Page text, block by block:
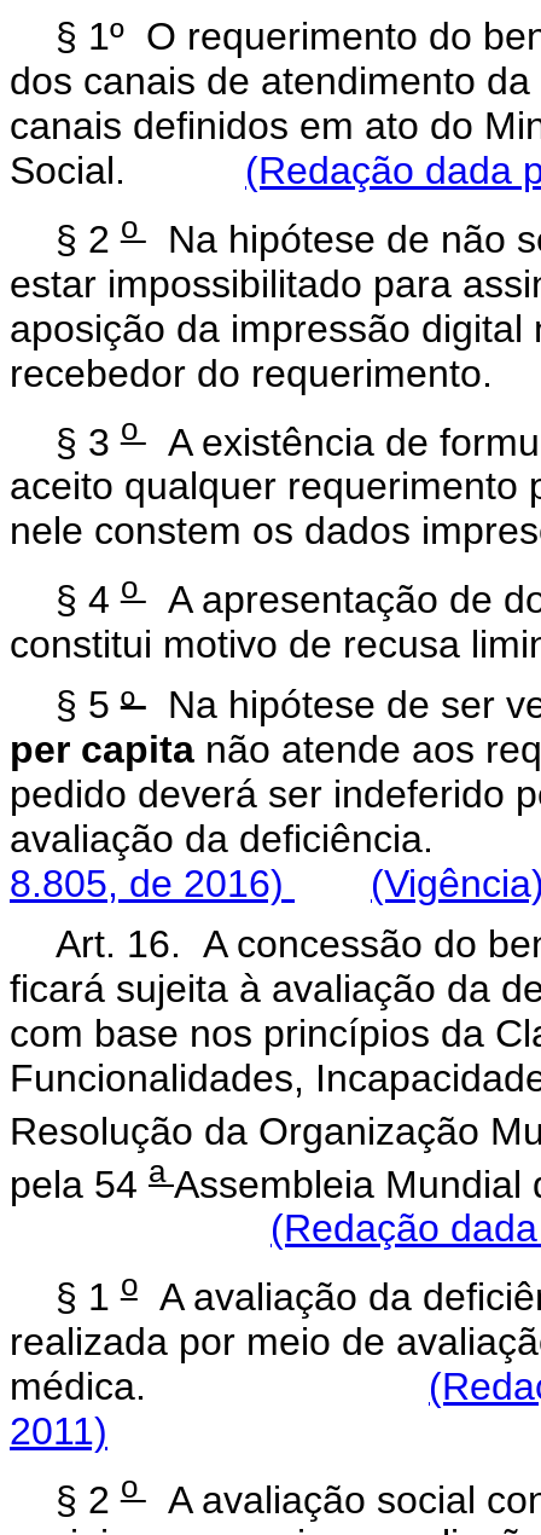
§ 1º O requerimento do
dos canais de atendimento
canais definidos em ato do
Social. (Redação dada
§ 2o Na hipótese de não
estar impossibilitado para
aposição da impressão
recebedor do requerimento.
§ 3o A existência de
aceito qualquer requerimento
nele constem os dados
§ 4o A apresentação de
constitui motivo de recusa
§ 5ºNa hipótese de ser
per capita não atende aos
pedido deverá ser indeferido
avaliação da
8.805, de 2016)
Art. 16. A concessão do
ficará sujeita à avaliação da
com base nos princípios da
Funcionalidades,
Resolução da Organização
pela 54 a Assembleia Mundial
(Redação
§ 1oA avaliação da
realizada por meio de
médica.
2011)
§ 2o A avaliação social